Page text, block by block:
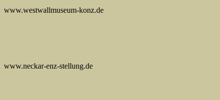
www.westwallmuseum-konz.de
www.neckar-enz-stellung.de